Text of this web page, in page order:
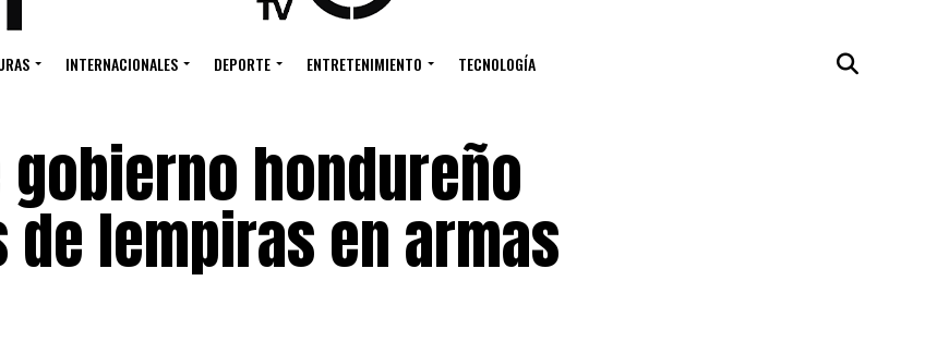
INTERNACIONALES DEPORTE ENTRETENIMIENTO TECNOLOGÍA
hondureño
lempiras en armas